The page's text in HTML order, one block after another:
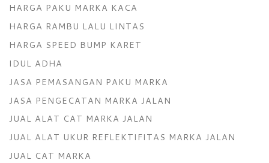
HARGA PAKU MARKA KACA
HARGA RAMBU LALU LINTAS
HARGA SPEED BUMP KARET
IDUL ADHA
JASA PEMASANGAN PAKU MARKA
JASA PENGECATAN MARKA JALAN
JUAL ALAT CAT MARKA JALAN
JUAL ALAT UKUR REFLEKTIFITAS MARKA JALAN
JUAL CAT MARKA